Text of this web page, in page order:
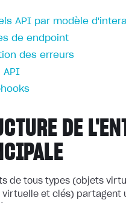
API par modèle
de endpoint
des erreurs
API
DE
de tous types (objets
virtuelle et clés) partagent